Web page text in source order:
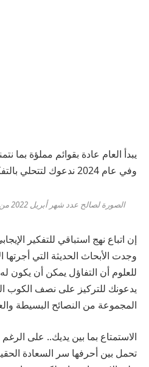
يبدأ العام عادة بقوائم مملؤة بما
وفي عام 2024 ندعوك لتتحلي بالتفكير الإيجابي لصحتك النفسية.
الصورة لصالح عدد شهر أبريل 2022 من المجلة بعدسة Greg Adamski
إن اتباع نهج استباقي للتفكير
وجدت الأبحاث الحديثة التي أجرتها
للعلوم أن التفاؤل يمكن أن يكون له
يدعونك للتركيز على نصف الكوب
المجموعة من النصائح البسيطة
الاستمتاع بما بين يديك.. على
تحمل بين أحرفها سر السعادة